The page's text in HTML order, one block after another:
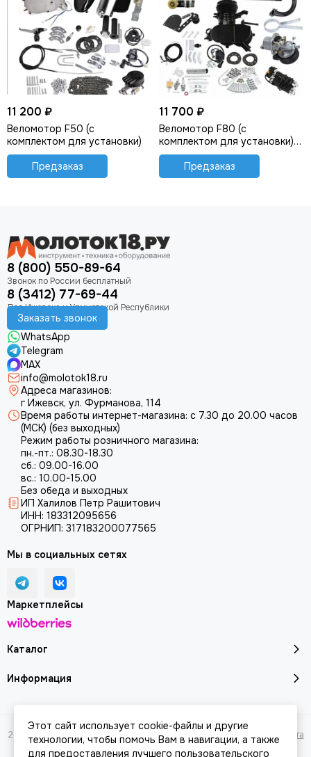
11 200 ₽
Веломотор F50 (с
комплектом для установки)
Предзаказ
11 700 ₽
Веломотор F80 (с
комплектом для установки)
(чёрный)
Предзаказ
8 (800) 550-89-64
8 (3412) 77-69-44
Заказать звонок
WhatsApp
Telegram
MAX
info@molotok18.ru
Адреса магазинов:
г Ижевск, ул. Фурманова, 114
Время работы интернет-магазина: с 7.30 до 20.00 часов
(МСК) (без выходных)
Режим работы розничного магазина:
пн.-пт.: 08.30-18.30
сб.: 09.00-16.00
вс.: 10.00-15.00
Без обеда и выходных
ИП Халилов Петр Рашитович
ИНН: 183312095656
ОГРНИП: 317183200077565
Каталог
Информация
Мы в социальных сетях
Маркетплейсы
2026 © Молоток18.ру - инструмент, техника, оборудование. Карта сайта
Этот сайт использует cookie-файлы и другие
технологии, чтобы помочь Вам в навигации, а также
для предоставления лучшего пользовательского